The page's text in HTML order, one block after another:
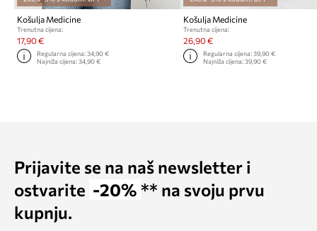
Košulja Medicine
Trenutna cijena:
17,90 €
Regularna cijena:34,90 €
Najniža cijena:34,90 €
Košulja Medicine
Trenutna cijena:
26,90 €
Regularna cijena: 39,90 €
Najniža cijena: 39,90 €
Prijavite se na naš newsletter i
ostvarite -20% ** na svoju prvu
kupnju.